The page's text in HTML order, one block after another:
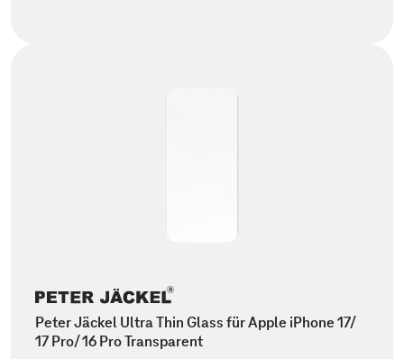
Peter Jäckel Ultra Thin Glass für Apple iPhone 17/
17 Pro/ 16 Pro Transparent